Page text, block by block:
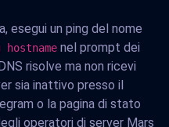
esegui un ping del nome
hostname nel prompt dei
risolve ma non ricevi
sia inattivo presso il
o la pagina di stato
operatori di server Mars